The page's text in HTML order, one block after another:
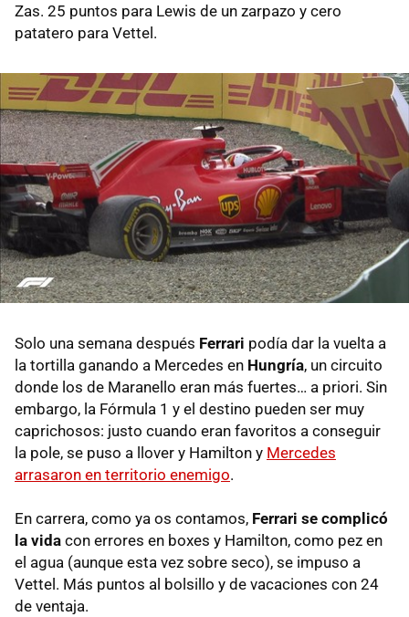
Zas. 25 puntos para Lewis de un zarpazo y cero
patatero para Vettel.
Solo una semana después Ferrari podía dar la vuelta a
la tortilla ganando a Mercedes en Hungría, un circuito
donde los de Maranello eran más fuertes… a priori. Sin
embargo, la Fórmula 1 y el destino pueden ser muy
caprichosos: justo cuando eran favoritos a conseguir
la pole, se puso a llover y Hamilton y Mercedes
arrasaron en territorio enemigo.
En carrera, como ya os contamos, Ferrari se complicó
la vida con errores en boxes y Hamilton, como pez en
el agua (aunque esta vez sobre seco), se impuso a
Vettel. Más puntos al bolsillo y de vacaciones con 24
de ventaja.